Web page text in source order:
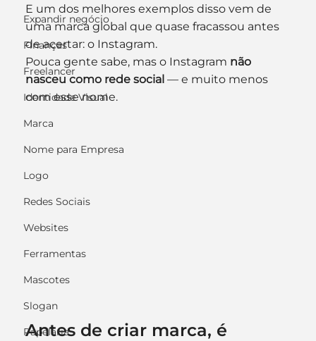
Expandir negócio
Finanças
Freelancer
Identidade Visual
Marca
Nome para Empresa
Logo
Redes Sociais
Websites
Ferramentas
Mascotes
Slogan
Papelaria
E um dos melhores exemplos disso vem de
uma marca global que quase fracassou antes
de acertar: o Instagram.
Pouca gente sabe, mas o Instagram não
nasceu como rede social — e muito menos
com esse nome.
Antes de criar marca, é